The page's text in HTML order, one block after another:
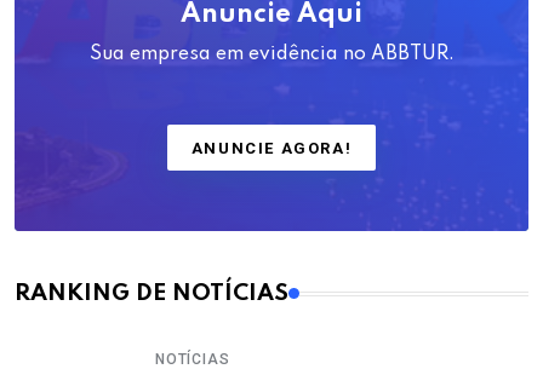
Anuncie Aqui
Sua empresa em evidência no ABBTUR.
ANUNCIE AGORA!
RANKING DE NOTÍCIAS
NOTÍCIAS